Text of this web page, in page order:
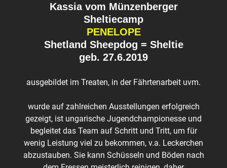
Kassia vom Münzenberger
Sheltiecamp
PENELOPE
Shetland Sheepdog = Sheltie
geb. 27.6.2019
ausgebildet im Treaten, in der Fährtenarbeit uvm.
wurde auf zahlreichen Ausstellungen erfolgreich
gezeigt, ist ungarische Jugendchampionesse und
begleitet das Team auf Schritt und Tritt, um für
wenig Leistung viel zu bekommen, v.a. Leckerchen
abzustauben. Sie kann Schüsseln und Böden nach